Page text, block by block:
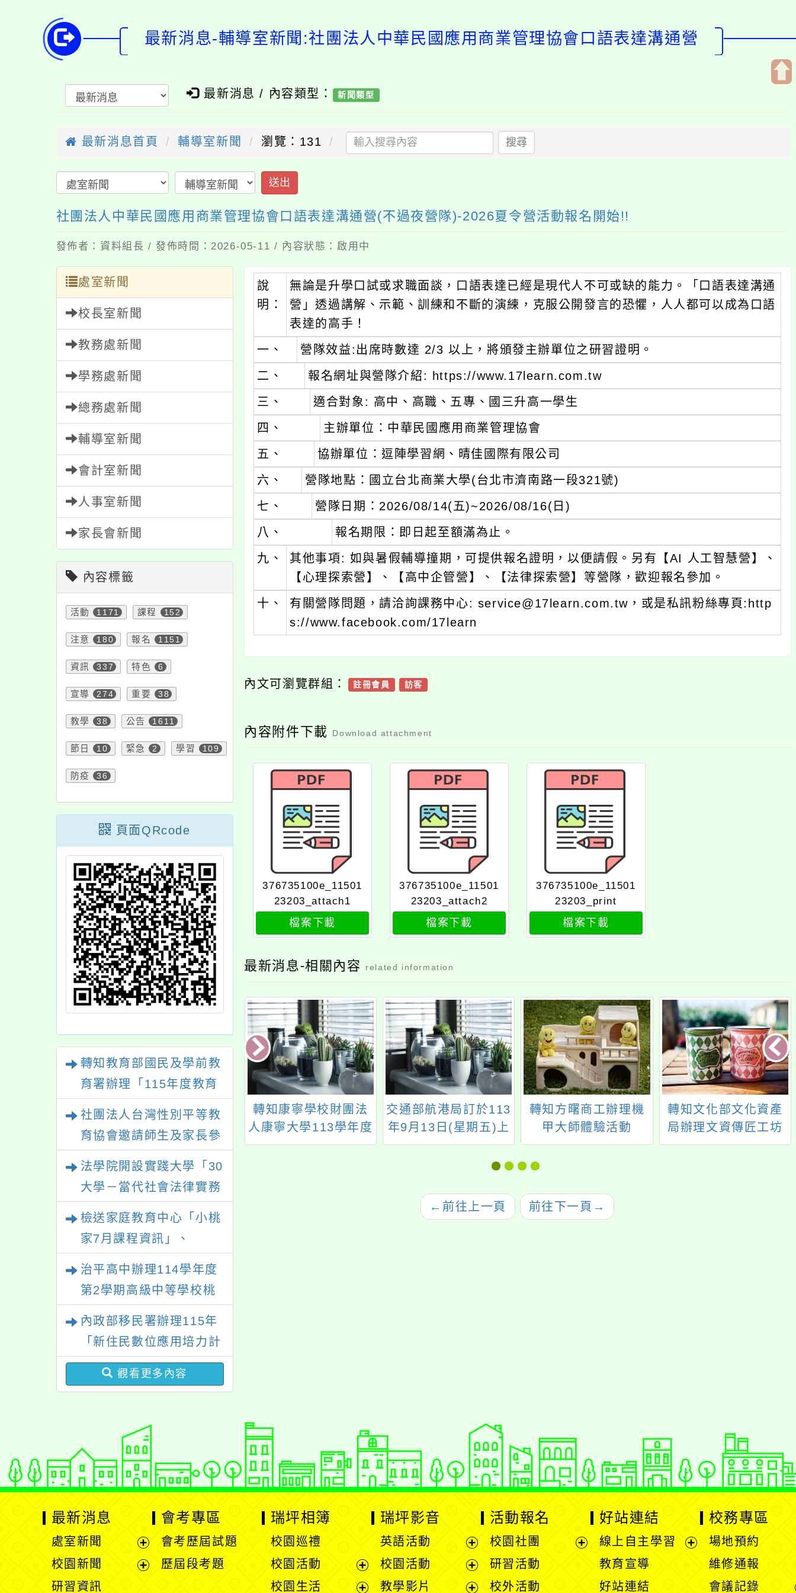
最新消息-輔導室新聞:社團法人中華民國應用商業管理協會口語表達溝通營
最新消息 / 內容類型： 新聞類型
最新消息首頁 輔導室新聞 瀏覽：131 搜尋
送出
社團法人中華民國應用商業管理協會口語表達溝通營(不過夜營隊)-2026夏令營活動報名開始!!
發佈者：資料組長 / 發佈時間：2026-05-11 / 內容狀態：啟用中
處室新聞
校長室新聞
教務處新聞
學務處新聞
總務處新聞
輔導室新聞
會計室新聞
人事室新聞
家長會新聞
內容標籤
活動 1171 課程 152
注意 180 報名 1151
資訊 337 特色 6
宣導 274 重要 38
教學 38 公告 1611
節日 10 緊急 2 學習 109
防疫 36
頁面QRcode
轉知教育部國民及學前教
育署辦理「115年度教育
案， 請鼓勵校內教師踴
躍提出申請，請查照。
社團法人台灣性別平等教
育協會邀請師生及家長參
法學院開設實踐大學「30
大學－當代社會法律實務
檢送家庭教育中心「小桃
家7月課程資訊」、
「親密關係工作坊」、
「祖孫樂淘桃創意照片徵
件活動」海報各1份
治平高中辦理114學年度
第2學期高級中等學校桃
內政部移民署辦理115年
「新住民數位應用培力計
畫」免費資訊課程一案
觀看更多內容
說
明：
無論是升學口試或求職面談，口語表達已經是現代人不可或缺的能力。「口語表達溝通
營」透過講解、示範、訓練和不斷的演練，克服公開發言的恐懼，人人都可以成為口語
表達的高手！
一、
營隊效益:出席時數達 2/3 以上，將頒發主辦單位之研習證明。
二、
報名網址與營隊介紹: https://www.17learn.com.tw
三、
適合對象: 高中、高職、五專、國三升高一學生
四、
主辦單位：中華民國應用商業管理協會
五、
協辦單位：逗陣學習網、晴佳國際有限公司
六、
營隊地點：國立台北商業大學(台北市濟南路一段321號)
七、
營隊日期：2026/08/14(五)~2026/08/16(日)
八、
報名期限：即日起至額滿為止。
九、
其他事項: 如與暑假輔導撞期，可提供報名證明，以便請假。另有【AI 人工智慧營】、
【心理探索營】、【高中企管營】、【法律探索營】等營隊，歡迎報名參加。
十、
有關營隊問題，請洽詢課務中心: service@17learn.com.tw，或是私訊粉絲專頁:http
s://www.facebook.com/17learn
內文可瀏覽群組： 註冊會員 訪客
內容附件下載 Download attachment
376735100e_11501
23203_attach1
檔案下載
376735100e_11501
23203_attach2
檔案下載
376735100e_11501
23203_print
檔案下載
最新消息-相關內容 related information
級】6/11班會
育宣導：親子
八下性向測驗施測網
址
轉知康寧學校財團法
人康寧大學113學年度
五專完全免試招生簡
交通部航港局訂於113
年9月13日(星期五)上
午10時辦理船員職業
暨海員新星培育計畫
轉知方曙商工辦理機
甲大師體驗活動
轉知文化部文化資產
局辦理文資傳匠工坊
「2024職涯探索體驗
← 前往上一頁 前往下一頁 →
最新消息
處室新聞
展
校園新聞
研習資訊
會考專區
會考歷屆試題
歷屆段考題
瑞坪相簿
校園巡禮
校園活動
展
校園生活
瑞坪影音
英語活動
展
校園活動
展
教學影片
活動報名
校園社團
研習活動
校外活動
好站連結
線上自主學習
教育宣導
好站連結
校務專區
場地預約
維修通報
會議記錄